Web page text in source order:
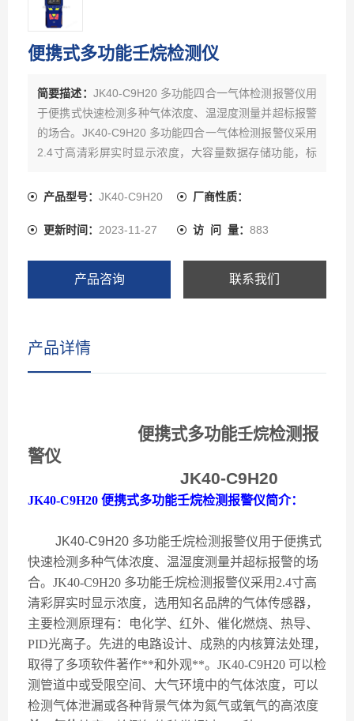
便携式多功能壬烷检测仪
简要描述： JK40-C9H20 多功能四合一气体检测报警仪用
于便携式快速检测多种气体浓度、温湿度测量并超标报警
的场合。JK40-C9H20 多功能四合一气体检测报警仪采用
2.4寸高清彩屏实时显示浓度，大容量数据存储功能，标
储、定时存储，或只存报警浓度数据和时间、支持本机查
上位机软件分析数据和存储、打印，三种显示模式可切
的浓度、实时曲线，各通道之间自动循环或手动循环可切
种。
产品型号： JK40-C9H20 厂商性质：
更新时间： 2023-11-27 访 问 量： 883
产品咨询 联系我们
产品详情
便携式多功能壬烷检测报
警仪
JK40-C9H20
JK40-C9H20 便携式多功能壬烷检测报警仪简介：
JK40-C9H20 多功能壬烷检测报警仪用于便携式
快速检测多种气体浓度、温湿度测量并超标报警的场
合。 JK40-C9H20 多功能壬烷检测报警仪采用 2.4寸高
清彩屏实时显示浓度，选用知名品牌的气体传感器，
主要检测原理有：电化学、红外、催化燃烧、热导、
PID光离子。先进的电路设计、成熟的内核算法处理，
取得了多项软件著作**和外观**。 JK40-C9H20 可以检
测管道中或受限空间、大气环境中的气体浓度，可以
检测气体泄漏或各种背景气体为氮气或氧气的高浓度